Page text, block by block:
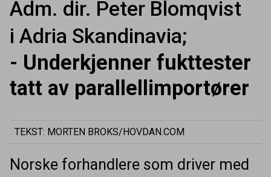
Adm. dir. Peter Blomqvist
i Adria Skandinavia;
- Underkjenner fukttester
tatt av parallellimportører
TEKST: MORTEN BROKS/HOVDAN.COM
Norske forhandlere som driver med